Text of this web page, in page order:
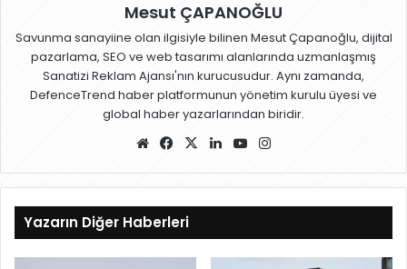
Mesut ÇAPANOĞLU
Savunma sanayiine olan ilgisiyle bilinen Mesut Çapanoğlu, dijital
pazarlama, SEO ve web tasarımı alanlarında uzmanlaşmış
Sanatizi Reklam Ajansı'nın kurucusudur. Aynı zamanda,
DefenceTrend haber platformunun yönetim kurulu üyesi ve
global haber yazarlarından biridir.
W
sit
esi
Fa
bo
ok
X
Lin
dIn
Yo
ub
e
gr
a
Yazarın Diğer Haberleri